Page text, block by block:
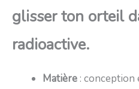
glisser ton orteil
radioactive.
Matière : conception